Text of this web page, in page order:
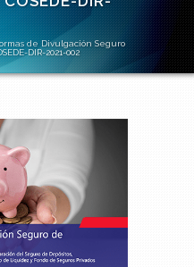
de Divulgación Seguro
DIR-2021-002